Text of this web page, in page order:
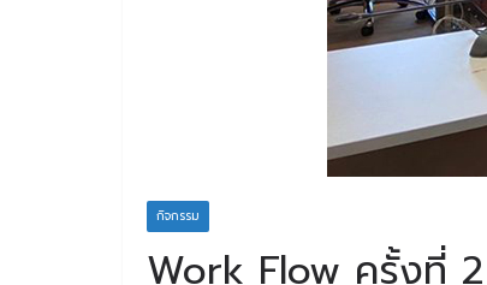
กิจกรรม
Work Flow ครั้งที่